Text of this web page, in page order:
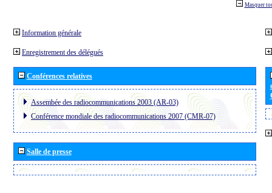
Masquer
Information générale
Enregistrement des délégués
Conférences relatives
Assembée des radiocommunications 2003 (AR-03)
Conférence mondiale des radiocommunications 2007 (CMR-07)
Salle de presse